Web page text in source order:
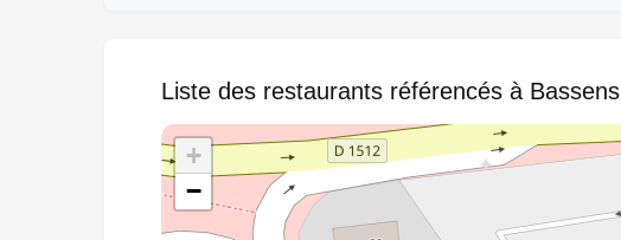
Liste des restaurants référencés à Bassens
+
−